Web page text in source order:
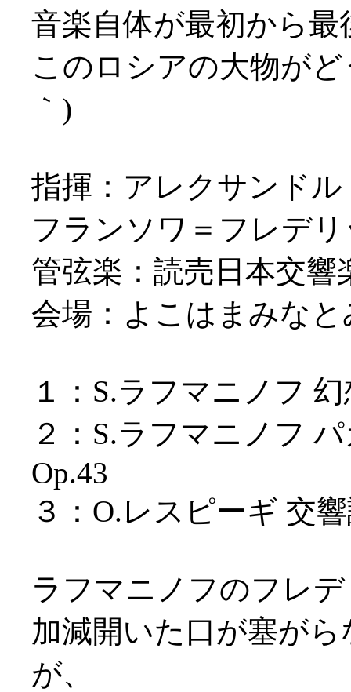
音楽自体が最初から
このロシアの大物が
｀)
指揮：アレクサンド
フランソワ＝フレデ
管弦楽：読売日本交響
会場：よこはまみな
１：S.ラフマニノフ
２：S.ラフマニノフ
Op.43
３：O.レスピーギ 交
ラフマニノフのフレ
加減開いた口が塞が
が、